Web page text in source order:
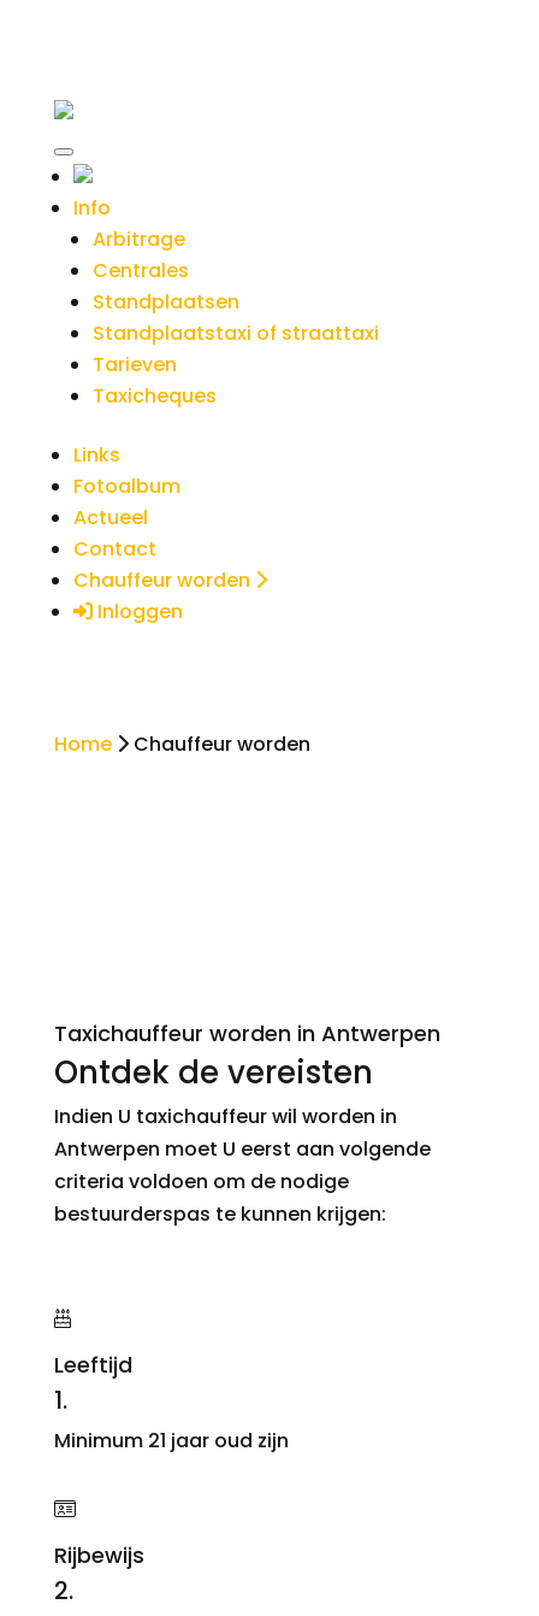
Info
Arbitrage
Centrales
Standplaatsen
Standplaatstaxi of straattaxi
Tarieven
Taxicheques
Links
Fotoalbum
Actueel
Contact
Chauffeur worden
Inloggen
Home Chauffeur worden
Taxichauffeur worden in Antwerpen
Ontdek de vereisten
Indien U taxichauffeur wil worden in
Antwerpen moet U eerst aan volgende
criteria voldoen om de nodige
bestuurderspas te kunnen krijgen:
Leeftijd
1.
Minimum 21 jaar oud zijn
Rijbewijs
2.